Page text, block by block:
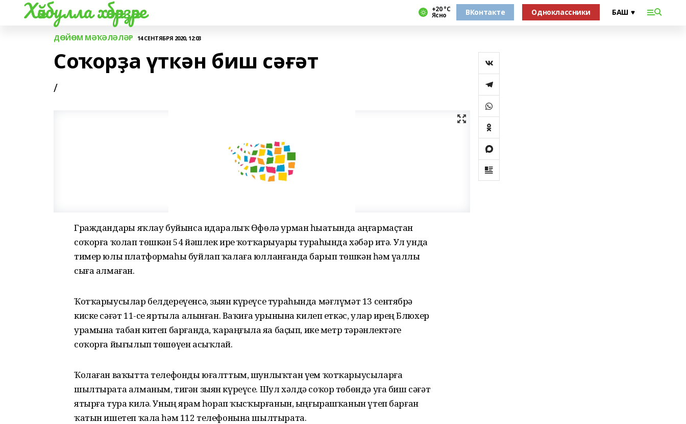
Хәйбулла хәбәрҙәре +20 °С
Ясно ВКонтакте Одноклассники
ДӨЙӨМ МӘҠӘЛӘЛӘР 14 СЕНТЯБРЯ 2020, 12:03
Соҡорҙа үткән биш сәғәт
/
Граждандарҙы яҡлау буйынса идаралыҡ Өфөлә урман һыҙатында аңғармаҫтан
соҡорға ҡолап төшкән 54 йәшлек ирҙе ҡотҡарыуҙары тураһында хәбәр итә. Ул унда
тимер юлы платформаһы буйлап ҡалаға юлланғанда барып төшкән һәм үҙаллы
сыға алмаған.
Ҡотҡарыусылар белдереүенсә, зыян күреүсе тураһында мәғлүмәт 13 сентябрҙә
киске сәғәт 11-се яртыла алынған. Ваҡиға урынына килеп еткәс, улар ирҙең Блюхер
урамына табан китеп барғанда, ҡараңғыла яҙа баҫып, ике метр тәрәнлектәге
соҡорға йығылып төшөүен асыҡлай.
Ҡолаған ваҡытта телефонды юғалттым, шунлыҡтан үҙем ҡотҡарыусыларға
шылтырата алманым, тигән зыян күреүсе. Шул хәлдә соҡор төбөндә уға биш сәғәт
ятырға тура килә. Уның ярҙам һорап ҡысҡырғанын, ыңғырашҡанын үтеп барған
ҡатын ишетеп ҡала һәм 112 телефонына шылтырата.